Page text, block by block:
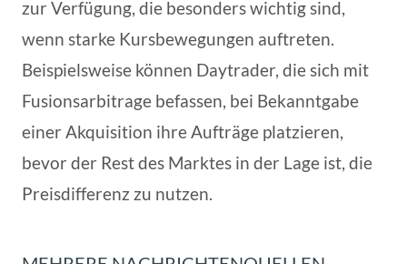
zur Verfügung, die besonders wichtig sind,
wenn starke Kursbewegungen auftreten.
Beispielsweise können Daytrader, die sich mit
Fusionsarbitrage befassen, bei Bekanntgabe
einer Akquisition ihre Aufträge platzieren,
bevor der Rest des Marktes in der Lage ist, die
Preisdifferenz zu nutzen.